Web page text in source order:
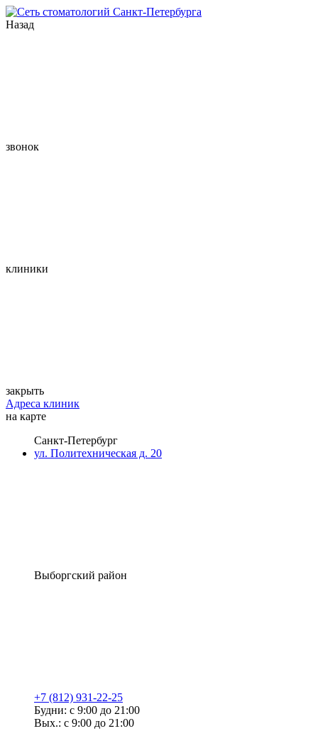
Назад
звонок
клиники
закрыть
Адреса клиник
на карте
Санкт-Петербург
ул. Политехническая д. 20
Выборгский район
+7 (812) 931-22-25
Будни: с 9:00 до 21:00
Вых.: с 9:00 до 21:00